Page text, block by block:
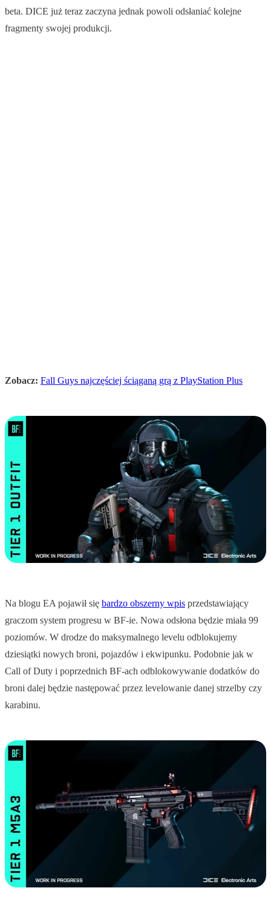
beta. DICE już teraz zaczyna jednak powoli odsłaniać kolejne
fragmenty swojej produkcji.
Zobacz: Fall Guys najczęściej ściąganą grą z PlayStation Plus
Na blogu EA pojawił się bardzo obszerny wpis przedstawiający
graczom system progresu w BF-ie. Nowa odsłona będzie miała 99
poziomów. W drodze do maksymalnego levelu odblokujemy
dziesiątki nowych broni, pojazdów i ekwipunku. Podobnie jak w
Call of Duty i poprzednich BF-ach odblokowywanie dodatków do
broni dalej będzie następować przez levelowanie danej strzelby czy
karabinu.